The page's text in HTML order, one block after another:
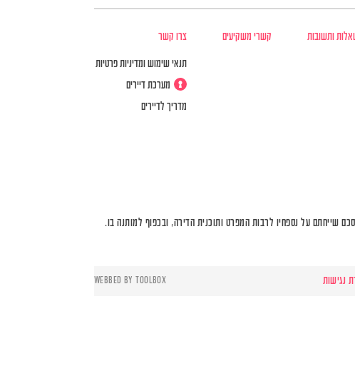
ותשובות קשרי משקיעים צרו קשר
תנאי שימוש ומדיניות פרטיות
מערכת דיירים
מדריך לדיירים
על נספחיו לרבות המפרט ותוכנית הדירה, ובכפוף למותנה בו.
נגישות WEBBED BY TOOLBOX